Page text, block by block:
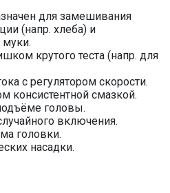
для замешивания
(напр. хлеба) и
муки.
крутого теста (напр. для
с регулятором скорости.
консистентной смазкой.
головы.
включения.
головки.
насадки.